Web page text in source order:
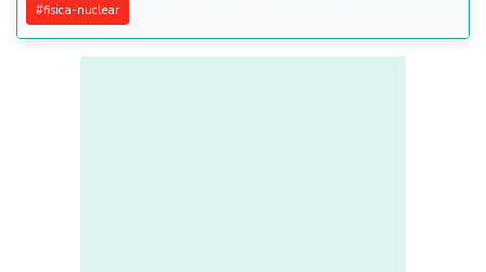
#fisica-nuclear